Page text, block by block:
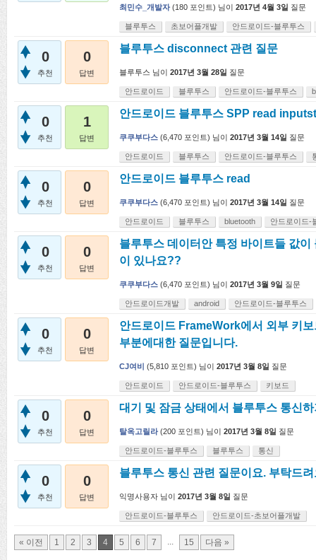
최민수_개발자 (180 포인트) 님이 2017년 4월 3일 질문
블루투스 초보어플개발 안드로이드-블루투스
0
추천
0
답변
블루투스 disconnect 관련 질문
블루투스 님이 2017년 3월 28일 질문
안드로이드 블루투스 안드로이드-블루투스
0
추천
1
답변
안드로이드 블루투스 SPP read
쿠쿠부다스 (6,470 포인트) 님이 2017년 3월 14일 질문
안드로이드 블루투스 안드로이드-블루투스
0
추천
0
답변
안드로이드 블루투스 read
쿠쿠부다스 (6,470 포인트) 님이 2017년 3월 14일 질문
안드로이드 블루투스 bluetooth 안드로이드-
0
추천
0
답변
블루투스 데이터안 특정 바이트들 값
이 있나요??
쿠쿠부다스 (6,470 포인트) 님이 2017년 3월 9일 질문
안드로이드개발 android 안드로이드-블루투스
0
추천
0
답변
안드로이드 FrameWork에서 외부 키
부분에대한 질문입니다.
CJ여비 (5,810 포인트) 님이 2017년 3월 8일 질문
안드로이드 안드로이드-블루투스 키보드
0
추천
0
답변
대기 및 잠금 상태에서 블루투스 통신하
탈옥고릴라 (200 포인트) 님이 2017년 3월 8일 질문
안드로이드-블루투스 블루투스 통신
0
추천
0
답변
블루투스 통신 관련 질문이요. 부탁드려
익명사용자 님이 2017년 3월 8일 질문
안드로이드-블루투스 안드로이드-초보어플개발
« 이전 1 2 3 4 5 6 7 ... 15 다음 »